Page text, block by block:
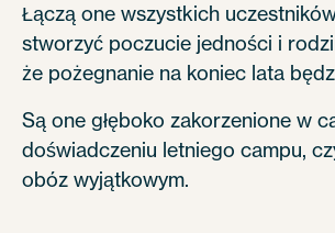
Łączą one wszystkich
stworzyć poczucie jedności i
że pożegnanie na koniec lata
Są one głęboko zakorzenione w
doświadczeniu letniego campu,
obóz wyjątkowym.